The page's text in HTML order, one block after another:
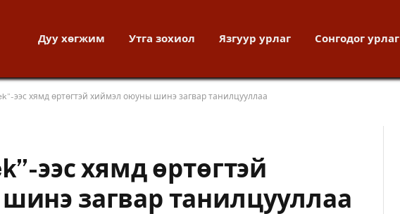
Дуу хөгжим Утга зохиол Язгуур урлаг Сонгодог урлаг
ээс хямд өртөгтэй хиймэл оюуны шинэ загвар танилцууллаа
ээс хямд өртөгтэй
загвар танилцууллаа